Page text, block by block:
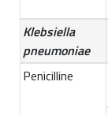
Klebsiella
pneumoniae
Penicilline